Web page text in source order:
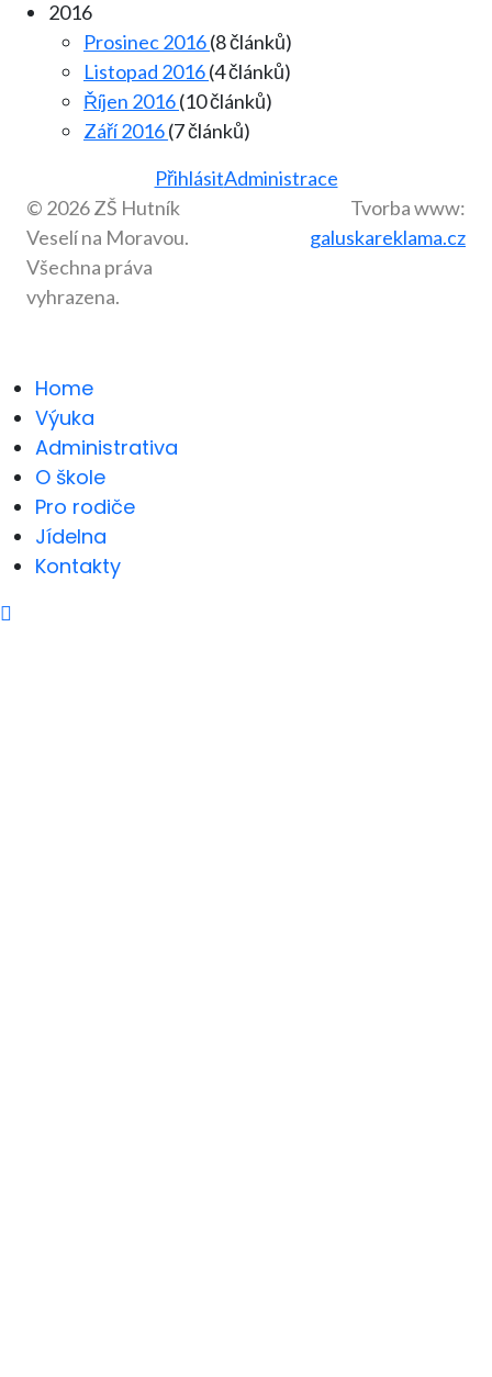
2016
Prosinec 2016(8 článků)
Listopad 2016(4 článků)
Říjen 2016(10 článků)
Září 2016(7 článků)
PřihlásitAdministrace
© 2026 ZŠ Hutník
Veselí na Moravou.
Všechna práva
vyhrazena.
Tvorba www:
galuskareklama.cz
Home
Výuka
Administrativa
O škole
Pro rodiče
Jídelna
Kontakty